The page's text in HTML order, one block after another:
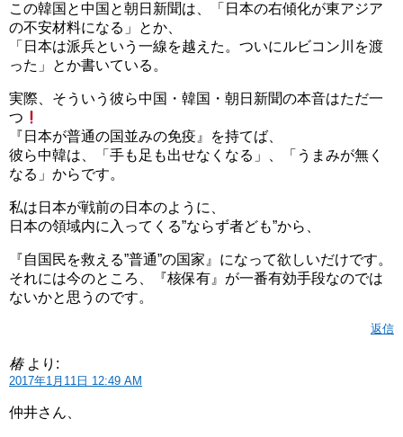
この韓国と中国と朝日新聞は、「日本の右傾化が東アジア
の不安材料になる」とか、
「日本は派兵という一線を越えた。ついにルビコン川を渡
った」とか書いている。
実際、そういう彼ら中国・韓国・朝日新聞の本音はただ一
つ
『日本が普通の国並みの免疫』を持てば、
彼ら中韓は、「手も足も出せなくなる」、「うまみが無く
なる」からです。
私は日本が戦前の日本のように、
日本の領域内に入ってくる”ならず者ども”から、
『自国民を救える”普通”の国家』になって欲しいだけです。
それには今のところ、『核保有』が一番有効手段なのでは
ないかと思うのです。
返信
椿 より:
2017年1月11日 12:49 AM
仲井さん、